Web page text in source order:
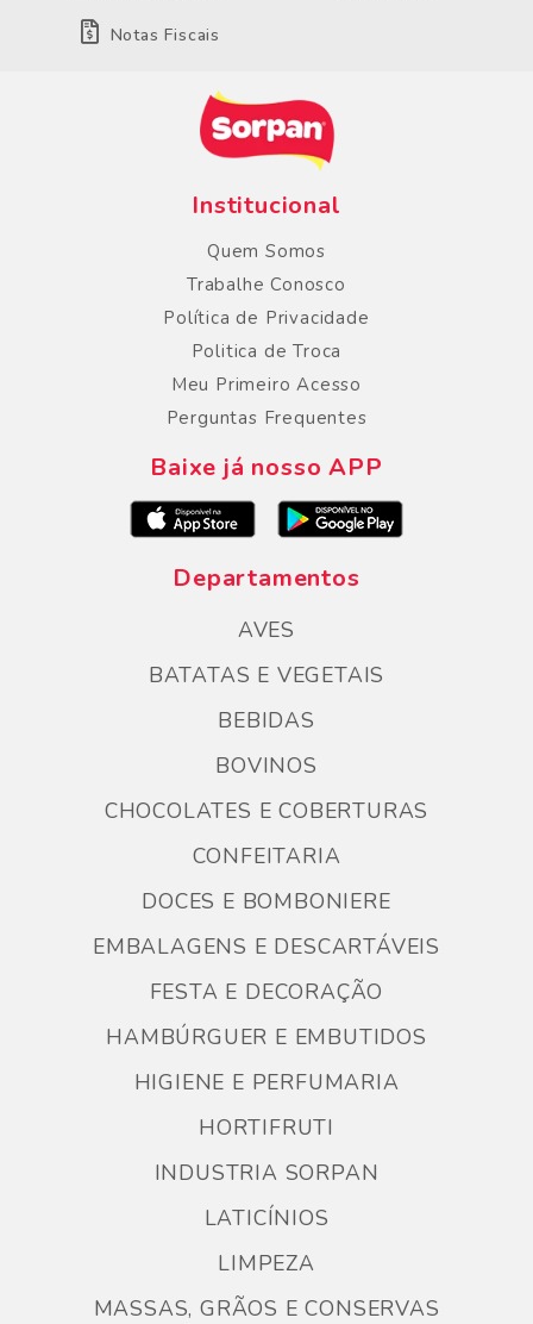
Notas Fiscais
Institucional
Quem Somos
Trabalhe Conosco
Política de Privacidade
Politica de Troca
Meu Primeiro Acesso
Perguntas Frequentes
Baixe já nosso APP
Departamentos
AVES
BATATAS E VEGETAIS
BEBIDAS
BOVINOS
CHOCOLATES E COBERTURAS
CONFEITARIA
DOCES E BOMBONIERE
EMBALAGENS E DESCARTÁVEIS
FESTA E DECORAÇÃO
HAMBÚRGUER E EMBUTIDOS
HIGIENE E PERFUMARIA
HORTIFRUTI
INDUSTRIA SORPAN
LATICÍNIOS
LIMPEZA
MASSAS, GRÃOS E CONSERVAS